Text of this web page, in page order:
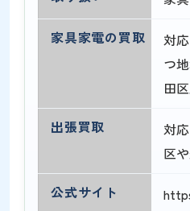
家具家電の買取
対
つ
田
出張買取
対
区
公式サイト